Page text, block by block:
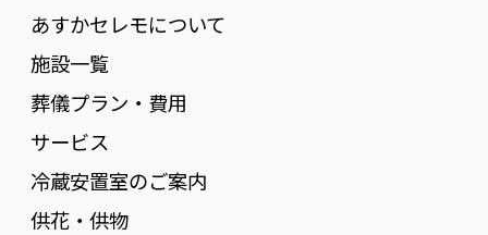
あすかセレモについて
施設一覧
葬儀プラン・費用
サービス
冷蔵安置室のご案内
供花・供物